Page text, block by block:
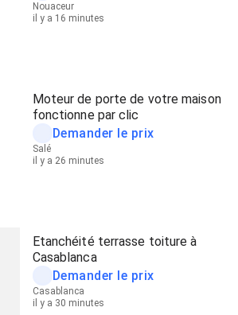
Nouaceur
il y a 16 minutes
Moteur de porte de votre maison
fonctionne par clic
Demander le prix
Salé
il y a 26 minutes
Etanchéité terrasse toiture à
Casablanca
Demander le prix
Casablanca
il y a 30 minutes